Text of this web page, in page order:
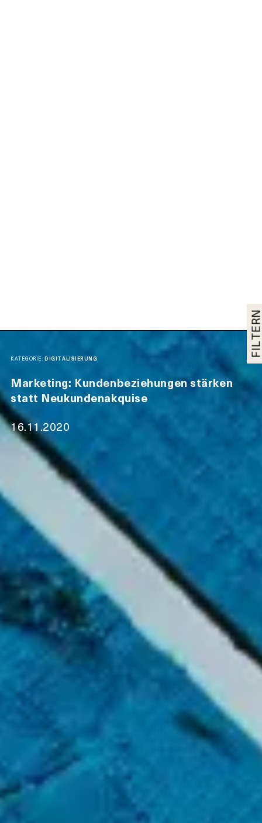
KATEGORIE:DIGITALISIERUNG
Marketing: Kundenbeziehungen stärken
statt Neukundenakquise
16.11.2020